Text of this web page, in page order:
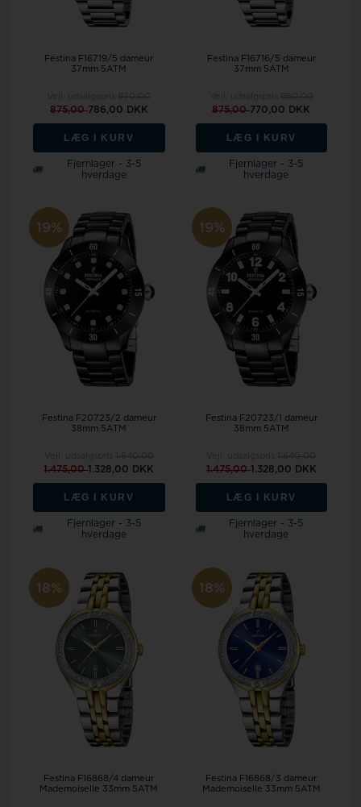
Festina F16719/5 dameur
37mm 5ATM
875,00786,00 DKK
LÆG I KURV
Fjernlager - 3-5
hverdage
Festina F16716/5 dameur
37mm 5ATM
875,00770,00 DKK
LÆG I KURV
Fjernlager - 3-5
hverdage
19%
Festina F20723/2 dameur
38mm 5ATM
1.475,001.328,00 DKK
LÆG I KURV
Fjernlager - 3-5
hverdage
19%
Festina F20723/1 dameur
38mm 5ATM
1.475,001.328,00 DKK
LÆG I KURV
Fjernlager - 3-5
hverdage
18%
Festina F16868/4 dameur
Mademoiselle 33mm 5ATM
18%
Festina F16868/3 dameur
Mademoiselle 33mm 5ATM